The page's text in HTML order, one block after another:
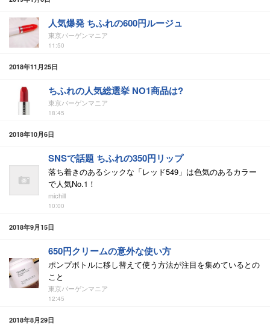
人気爆発 ちふれの600円ルージュ
東京バーゲンマニア
11:50
2018年11月25日
ちふれの人気総選挙 NO1商品は?
東京バーゲンマニア
18:45
2018年10月6日
SNSで話題 ちふれの350円リップ
落ち着きのあるシックな「レッド549」は色気のあるカラー
で人気No.1！
michill
10:00
2018年9月15日
650円クリームの意外な使い方
ポンプボトルに移し替えて使う方法が注目を集めているとの
こと
東京バーゲンマニア
12:45
2018年8月29日